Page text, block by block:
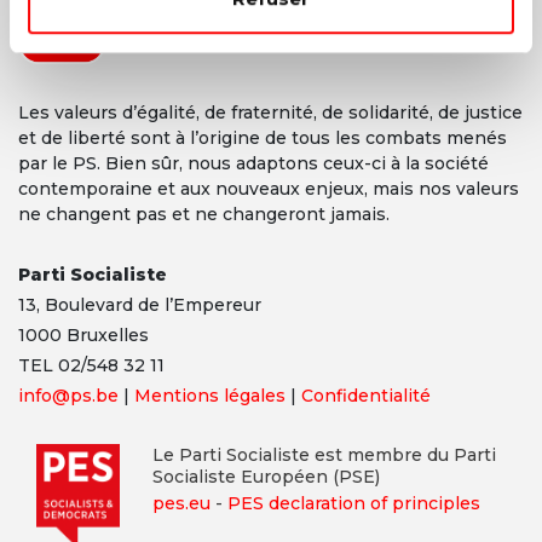
Les valeurs d’égalité, de fraternité, de solidarité, de justice
et de liberté sont à l’origine de tous les combats menés
par le PS. Bien sûr, nous adaptons ceux-ci à la société
contemporaine et aux nouveaux enjeux, mais nos valeurs
ne changent pas et ne changeront jamais.
Parti Socialiste
13, Boulevard de l’Empereur
1000 Bruxelles
TEL 02/548 32 11
info@ps.be | Mentions légales | Confidentialité
Le Parti Socialiste est membre du Parti
Socialiste Européen (PSE)
pes.eu - PES declaration of principles